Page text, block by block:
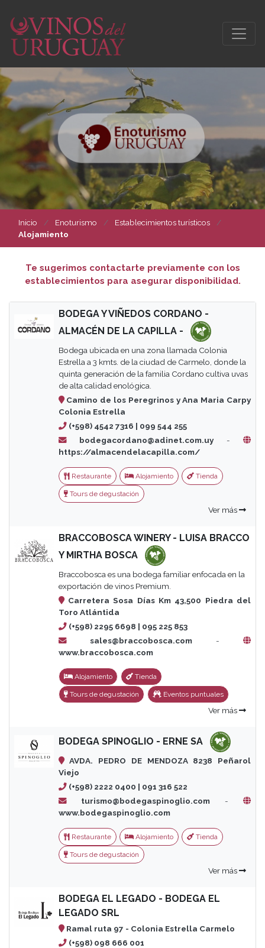
Inicio Enoturismo
Establecimientos turísticos
Alojamiento
Te sugerimos contactarte previamente con los
establecimientos para asegurar disponibilidad.
BODEGA Y VIÑEDOS CORDANO -
ALMACÉN DE LA CAPILLA -
Bodega ubicada en una zona llamada Colonia
Estrella a 3 kmts. de la ciudad de Carmelo, donde la
quinta generación de la familia Cordano cultiva uvas
de alta calidad enológica.
Camino de los Peregrinos y Ana Maria Carpy
Colonia Estrella
(+598) 4542 7316 | 099 544 255
bodegacordano@adinet.com.uy-
https://almacendelacapilla.com/
Restaurante Alojamiento Tienda
Tours de degustación
Ver más
BRACCOBOSCA WINERY - LUISA BRACCO
Y MIRTHA BOSCA
Braccobosca es una bodega familiar enfocada en la
exportación de vinos Premium.
Carretera Sosa Días Km 43,500 Piedra del
Toro Atlántida
(+598) 2295 6698 | 095 225 853
sales@braccobosca.com -
www.braccobosca.com
Alojamiento Tienda
Tours de degustación Eventos puntuales
Ver más
BODEGA SPINOGLIO - ERNE SA
AVDA. PEDRO DE MENDOZA 8238 Peñarol
Viejo
(+598) 2222 0400 | 091 316 522
turismo@bodegaspinoglio.com -
www.bodegaspinoglio.com
Restaurante Alojamiento Tienda
Tours de degustación
Ver más
BODEGA EL LEGADO - BODEGA EL
LEGADO SRL
Ramal ruta 97 - Colonia Estrella Carmelo
(+598) 098 666 001